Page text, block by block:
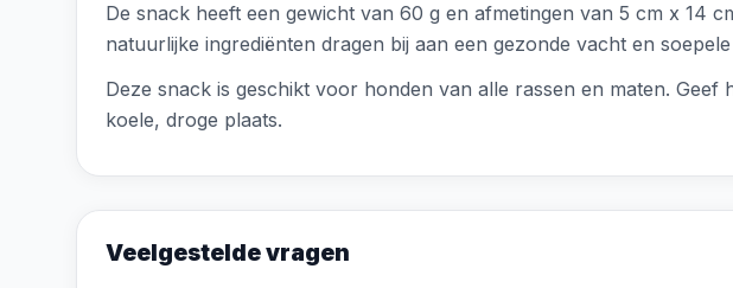
De snack heeft een gewicht van 60 g en afmetingen van 5 cm x 14
natuurlijke ingrediënten dragen bij aan een gezonde vacht en
Deze snack is geschikt voor honden van alle rassen en maten.
koele, droge plaats.
Veelgestelde vragen